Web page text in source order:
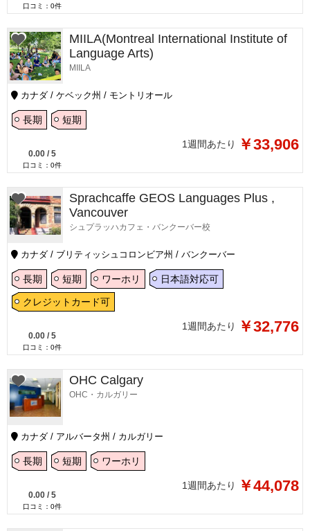
口コミ： 0件
MIILA(Montreal International Institute of
Language Arts)
MIILA
カナダ / ケベック州 / モントリオール
長期 短期
0.00 / 5
口コミ： 0件
1週間あたり ￥33,906
Sprachcaffe GEOS Languages Plus ,
Vancouver
シュプラッハカフェ・バンクーバー校
カナダ / ブリティッシュコロンビア州 / バンクーバー
長期 短期 ワーホリ 日本語対応可
クレジットカード可
0.00 / 5
口コミ： 0件
1週間あたり ￥32,776
OHC Calgary
OHC・カルガリー
カナダ / アルバータ州 / カルガリー
長期 短期 ワーホリ
0.00 / 5
口コミ： 0件
1週間あたり ￥44,078